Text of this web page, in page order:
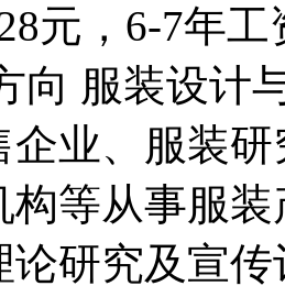
元，6-7年
向 服装设计
企业、服装
构等从事服
论研究及宣